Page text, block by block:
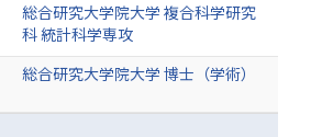
総合研究大学院大学 複合科学研究
科 統計科学専攻
総合研究大学院大学 博士（学術）